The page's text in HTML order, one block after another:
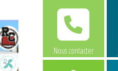
Nous contacter